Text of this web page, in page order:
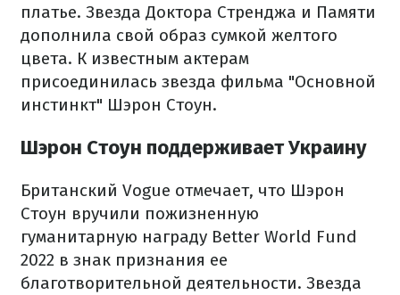
платье. Звезда Доктора Стренджа и Памяти
дополнила свой образ сумкой желтого
цвета. К известным актерам
присоединилась звезда фильма "Основной
инстинкт" Шэрон Стоун.
Шэрон Стоун поддерживает Украину
Британский Vogue отмечает, что Шэрон
Стоун вручили пожизненную
гуманитарную награду Better World Fund
2022 в знак признания ее
благотворительной деятельности. Звезда